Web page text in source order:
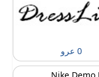
0 عرو